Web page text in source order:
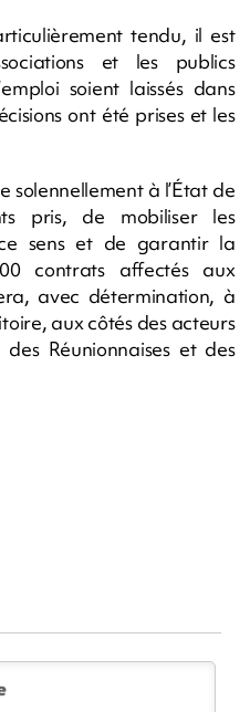
tendu, il est
et les publics
soient laissés dans
ont été prises et les
solennellement à l’État de
pris, de mobiliser les
sens et de garantir la
contrats affectés aux
avec détermination, à
aux côtés des acteurs
Réunionnaises et des